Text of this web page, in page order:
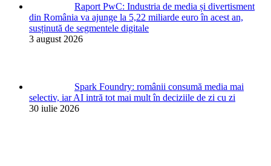
Raport PwC: Industria de media și divertisment
din România va ajunge la 5,22 miliarde euro în acest an,
susținută de segmentele digitale
3 august 2026
Spark Foundry: românii consumă media mai
selectiv, iar AI intră tot mai mult în deciziile de zi cu zi
30 iulie 2026